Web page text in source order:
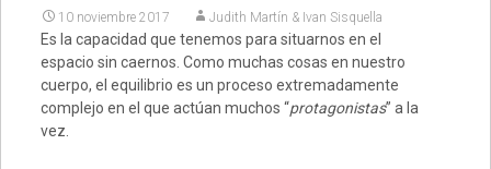
10 noviembre 2017 Judith Martín & Ivan Sisquella
Es la capacidad que tenemos para situarnos en el
espacio sin caernos. Como muchas cosas en nuestro
cuerpo, el equilibrio es un proceso extremadamente
complejo en el que actúan muchos “protagonistas” a la
vez.